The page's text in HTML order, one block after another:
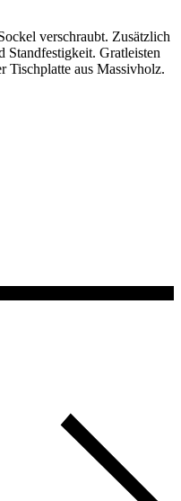
verschraubt. Zusätzlich
Standfestigkeit. Gratleisten
Tischplatte aus Massivholz.